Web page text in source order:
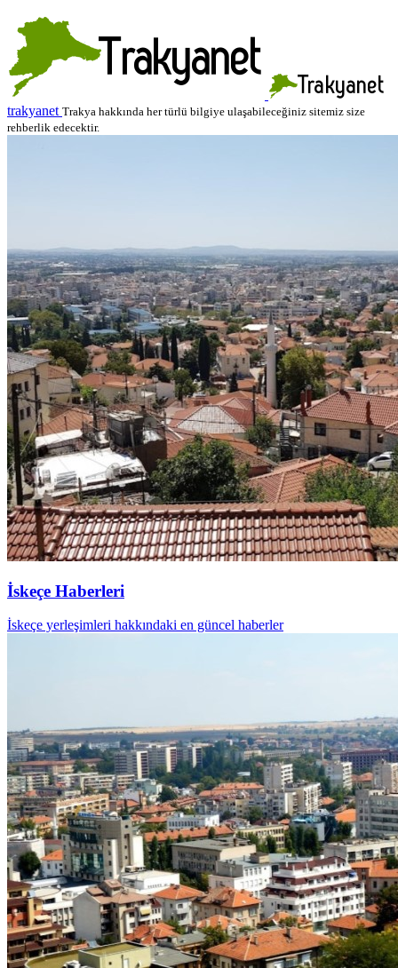
trakyanet Trakya hakkında her türlü bilgiye ulaşabileceğiniz sitemiz size
rehberlik edecektir.
İskeçe Haberleri
İskeçe yerleşimleri hakkındaki en güncel haberler